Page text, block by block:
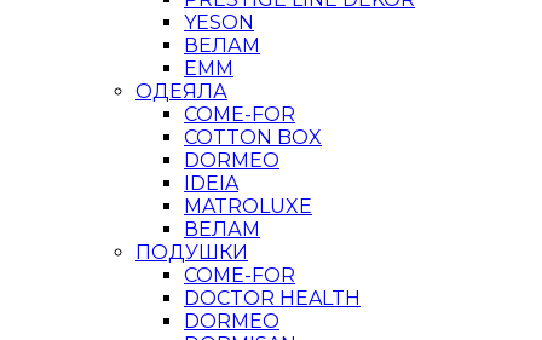
YESON
ВЕЛАМ
ЕММ
ОДЕЯЛА
COME-FOR
COTTON BOX
DORMEO
IDEIA
MATROLUXE
ВЕЛАМ
ПОДУШКИ
COME-FOR
DOCTOR HEALTH
DORMEO